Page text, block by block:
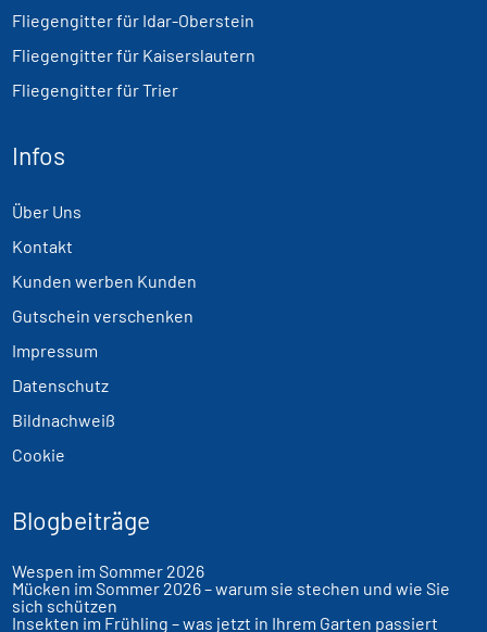
Fliegengitter für Idar-Oberstein
Fliegengitter für Kaiserslautern
Fliegengitter für Trier
Infos
Über Uns
Kontakt
Kunden werben Kunden
Gutschein verschenken
Impressum
Datenschutz
Bildnachweiß
Cookie
Blogbeiträge
Wespen im Sommer 2026
Mücken im Sommer 2026 – warum sie stechen und wie Sie
sich schützen
Insekten im Frühling – was jetzt in Ihrem Garten passiert